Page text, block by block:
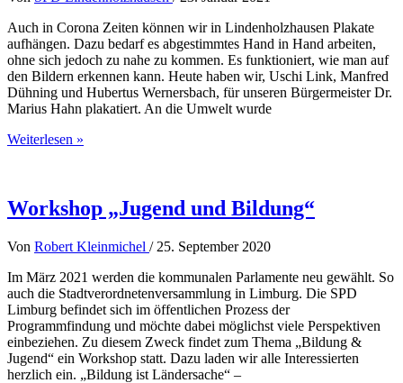
Auch in Corona Zeiten können wir in Lindenholzhausen Plakate
aufhängen. Dazu bedarf es abgestimmtes Hand in Hand arbeiten,
ohne sich jedoch zu nahe zu kommen. Es funktioniert, wie man auf
den Bildern erkennen kann. Heute haben wir, Uschi Link, Manfred
Dühning und Hubertus Wernersbach, für unseren Bürgermeister Dr.
Marius Hahn plakatiert. An die Umwelt wurde
Plakate
Weiterlesen »
Workshop „Jugend und Bildung“
Von Robert Kleinmichel / 25. September 2020
Im März 2021 werden die kommunalen Parlamente neu gewählt. So
auch die Stadtverordnetenversammlung in Limburg. Die SPD
Limburg befindet sich im öffentlichen Prozess der
Programmfindung und möchte dabei möglichst viele Perspektiven
einbeziehen. Zu diesem Zweck findet zum Thema „Bildung &
Jugend“ ein Workshop statt. Dazu laden wir alle Interessierten
herzlich ein. „Bildung ist Ländersache“ –